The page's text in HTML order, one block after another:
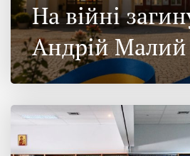
На війні
Андрій Малий